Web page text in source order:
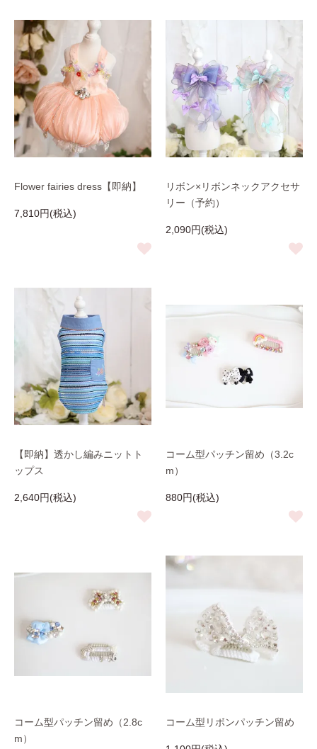
Flower fairies dress【即納】
7,810円(税込)
リボン×リボンネックアクセサ
リー（予約）
2,090円(税込)
【即納】透かし編みニットト
ップス
2,640円(税込)
コーム型パッチン留め（3.2c
m）
880円(税込)
コーム型パッチン留め（2.8c
m）
コーム型リボンパッチン留め